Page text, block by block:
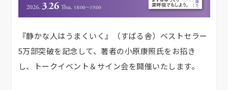
『静かな人はうまくいく』（すばる舎）ベストセラー
5万部突破を記念して、著者の小原康照氏をお招き
し、トークイベント＆サイン会を開催いたします。